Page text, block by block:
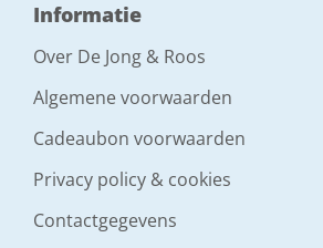
Informatie
Over De Jong & Roos
Algemene voorwaarden
Cadeaubon voorwaarden
Privacy policy & cookies
Contactgegevens